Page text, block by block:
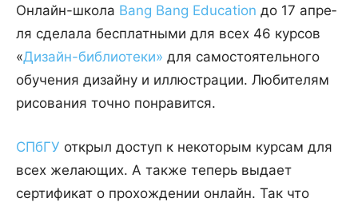
Онлайн-школа Bang Bang Education до 17 ап­ре­
ля сде­ла­ла бес­плат­ны­ми для всех 46 кур­сов
«Ди­зайн-биб­лио­те­ки» для са­мо­сто­я­тель­но­го
обу­че­ния дизайну и иллюстрации. Любителям
рисования точно понравится.
СПбГУ открыл доступ к некоторым курсам для
всех желающих. А также теперь выдает
сертификат о прохождении онлайн. Так что